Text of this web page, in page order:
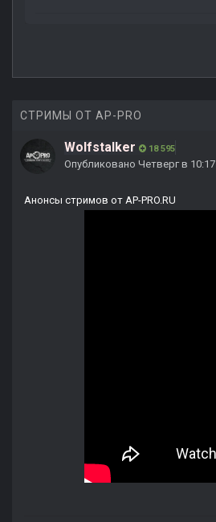
СТРИМЫ ОТ AP-PRO
Wolfstalker 18 595
Опубликовано Четверг в 10:17
Анонсы стримов от AP-PRO.RU